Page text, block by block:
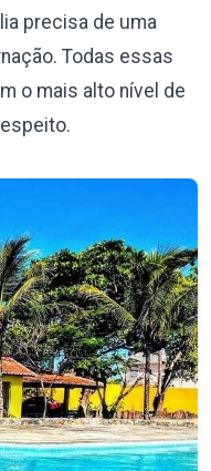
precisa de uma
Todas essas
o mais alto nível de